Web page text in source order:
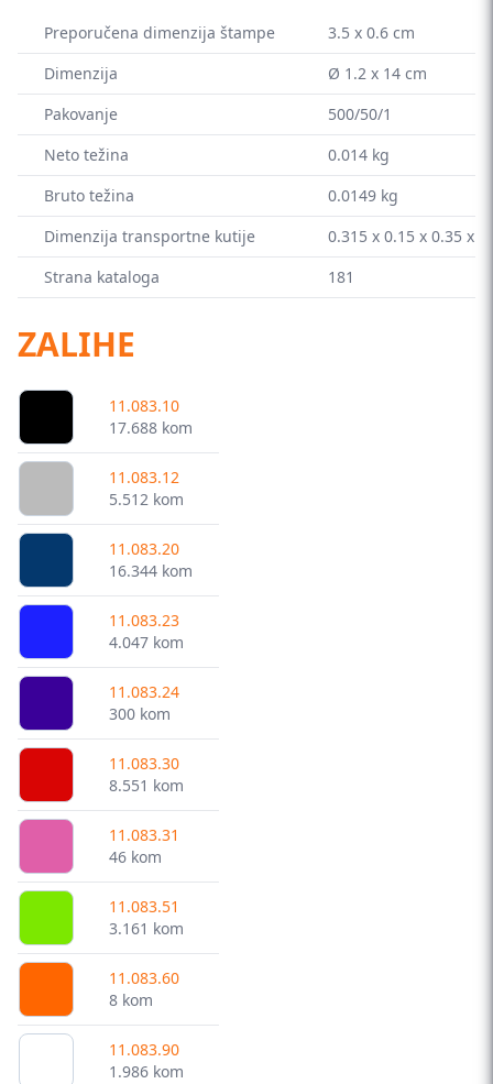
Preporučena dimenzija štampe
3.5 x 0.6 cm
Dimenzija
Ø 1.2 x 14 cm
Pakovanje
500/50/1
Neto težina
0.014 kg
Bruto težina
0.0149 kg
Dimenzija transportne kutije
0.315 x 0.15 x 0.35 x m
Strana kataloga
181
ZALIHE
11.083.10
17.688 kom
11.083.12
5.512 kom
11.083.20
16.344 kom
11.083.23
4.047 kom
11.083.24
300 kom
11.083.30
8.551 kom
11.083.31
46 kom
11.083.51
3.161 kom
11.083.60
8 kom
11.083.90
1.986 kom